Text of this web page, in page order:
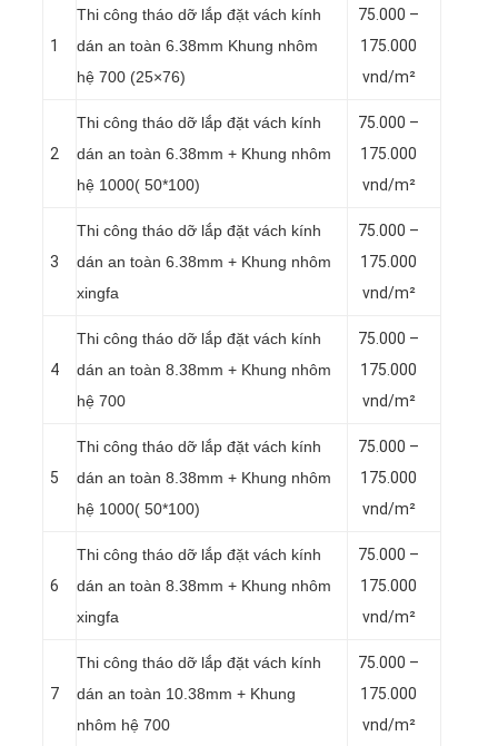
1
Thi công tháo dỡ lắp đặt vách kính
dán an toàn 6.38mm Khung nhôm
hệ 700 (25×76)
75.000 –
175.000
vnd/m²
2
Thi công tháo dỡ lắp đặt vách kính
dán an toàn 6.38mm + Khung nhôm
hệ 1000( 50*100)
75.000 –
175.000
vnd/m²
3
Thi công tháo dỡ lắp đặt vách kính
dán an toàn 6.38mm + Khung nhôm
xingfa
75.000 –
175.000
vnd/m²
4
Thi công tháo dỡ lắp đặt vách kính
dán an toàn 8.38mm + Khung nhôm
hệ 700
75.000 –
175.000
vnd/m²
5
Thi công tháo dỡ lắp đặt vách kính
dán an toàn 8.38mm + Khung nhôm
hệ 1000( 50*100)
75.000 –
175.000
vnd/m²
6
Thi công tháo dỡ lắp đặt vách kính
dán an toàn 8.38mm + Khung nhôm
xingfa
75.000 –
175.000
vnd/m²
7
Thi công tháo dỡ lắp đặt vách kính
dán an toàn 10.38mm + Khung
nhôm hệ 700
75.000 –
175.000
vnd/m²